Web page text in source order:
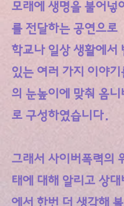
모래에 생명을 불어넣
를 전달하는 공연으로
학교나 일상 생활에서
있는 여러 가지 이야기
의 눈높이에 맞춰 옴니
로 구성하였습니다.
그래서 사이버폭력의
태에 대해 알리고 상
에서 한번 더 생각해